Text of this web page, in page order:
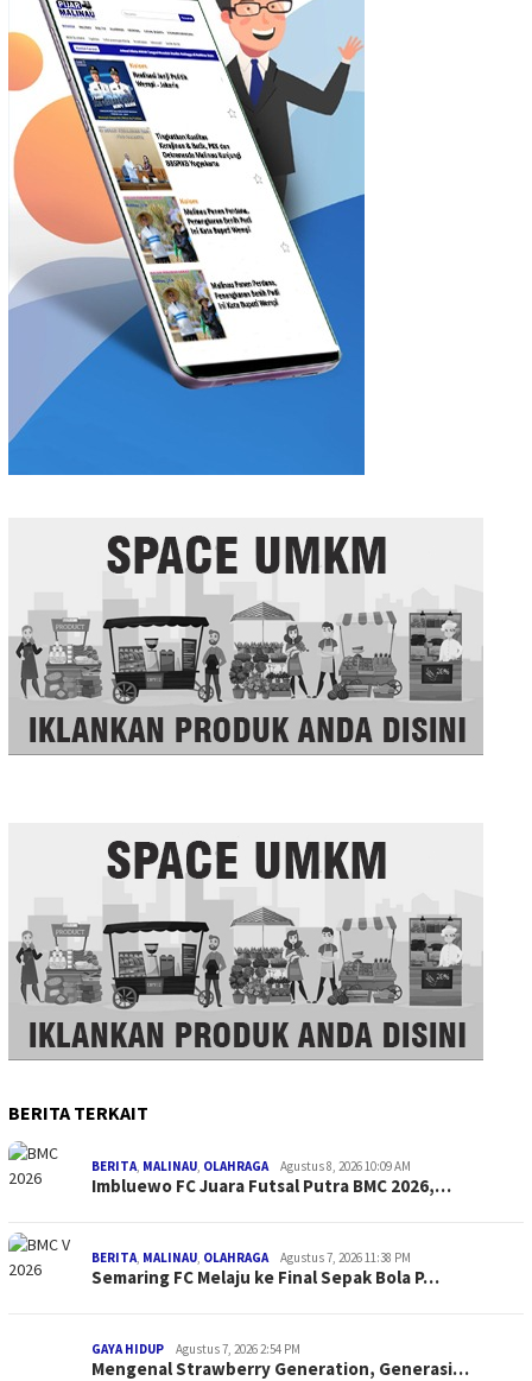
BERITA TERKAIT
BERITA, MALINAU, OLAHRAGA Agustus 8, 2026 10:09 AM
Imbluewo FC Juara Futsal Putra BMC 2026,…
BERITA, MALINAU, OLAHRAGA Agustus 7, 2026 11:38 PM
Semaring FC Melaju ke Final Sepak Bola P…
GAYA HIDUP Agustus 7, 2026 2:54 PM
Mengenal Strawberry Generation, Generasi…